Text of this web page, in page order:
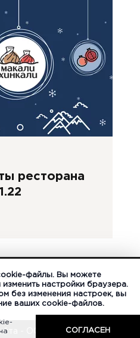
ресторана
3 »
- ООО «Регион центр».
файлы. Вы можете
настройки браузера.
без изменения настроек, вы
ваших cookie-файлов.
СОГЛАСЕН